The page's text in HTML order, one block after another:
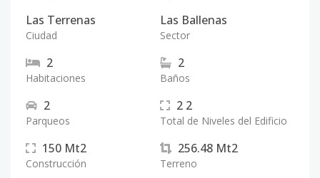
Las Terrenas
Ciudad
Las Ballenas
Sector
2
Habitaciones
2
Baños
2
Parqueos
2 2
Total de Niveles del Edificio
150 Mt2
Construcción
256.48 Mt2
Terreno